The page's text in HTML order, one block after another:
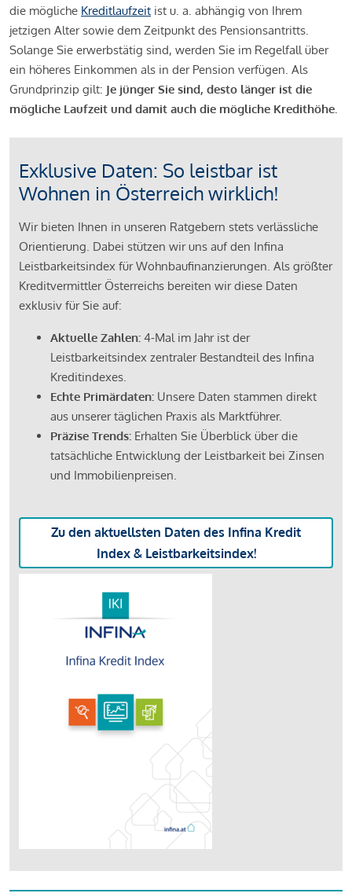
die mögliche Kreditlaufzeit ist u. a. abhängig von Ihrem
jetzigen Alter sowie dem Zeitpunkt des Pensionsantritts.
Solange Sie erwerbstätig sind, werden Sie im Regelfall über
ein höheres Einkommen als in der Pension verfügen. Als
Grundprinzip gilt: Je jünger Sie sind, desto länger ist die
mögliche Laufzeit und damit auch die mögliche Kredithöhe.
Exklusive Daten: So leistbar ist
Wohnen in Österreich wirklich!
Wir bieten Ihnen in unseren Ratgebern stets verlässliche
Orientierung. Dabei stützen wir uns auf den Infina
Leistbarkeitsindex für Wohnbaufinanzierungen. Als größter
Kreditvermittler Österreichs bereiten wir diese Daten
exklusiv für Sie auf:
Aktuelle Zahlen: 4-Mal im Jahr ist der
Leistbarkeitsindex zentraler Bestandteil des Infina
Kreditindexes.
Echte Primärdaten: Unsere Daten stammen direkt
aus unserer täglichen Praxis als Marktführer.
Präzise Trends: Erhalten Sie Überblick über die
tatsächliche Entwicklung der Leistbarkeit bei Zinsen
und Immobilienpreisen.
Zu den aktuellsten Daten des Infina Kredit
Index & Leistbarkeitsindex!